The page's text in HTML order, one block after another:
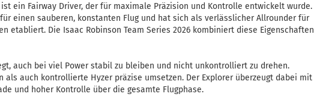
ein Fairway Driver, der für maximale Präzision und Kontrolle entwickelt wurde.
einen sauberen, konstanten Flug und hat sich als verlässlicher Allrounder für
etabliert. Die Isaac Robinson Team Series 2026 kombiniert diese Eigenschaften
auch bei viel Power stabil zu bleiben und nicht unkontrolliert zu drehen.
als auch kontrollierte Hyzer präzise umsetzen. Der Explorer überzeugt dabei mit
und hoher Kontrolle über die gesamte Flugphase.